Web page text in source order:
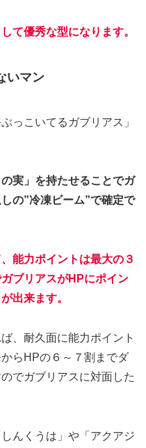
て優秀な型になります。
いマン
っこいてるガブリアス」
実」を持たせることでガ
の”冷凍ビーム”で確定で
能力ポイントは最大の３
ブリアスがHPにポイン
出来ます。
、耐久面に能力ポイント
らHPの６～７割までダ
でガブリアスに対面した
んくうは」や「アクアジ